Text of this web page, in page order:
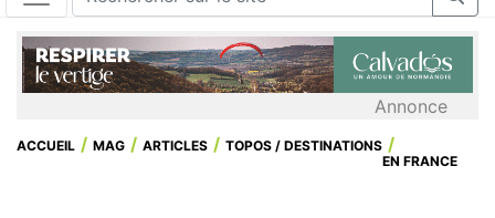
Annonce
ACCUEIL MAG ARTICLES
TOPOS / DESTINATIONS
EN FRANCE